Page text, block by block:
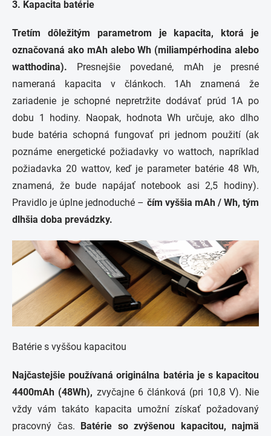
3. Kapacita batérie
Tretím dôležitým parametrom je kapacita, ktorá je
označovaná ako mAh alebo Wh (miliampérhodina alebo
watthodina). Presnejšie povedané, mAh je presné
nameraná kapacita v článkoch. 1Ah znamená že
zariadenie je schopné nepretržite dodávať prúd 1A po
dobu 1 hodiny. Naopak, hodnota Wh určuje, ako dlho
bude batéria schopná fungovať pri jednom použití (ak
poznáme energetické požiadavky vo wattoch, napríklad
požiadavka 20 wattov, keď je parameter batérie 48 Wh,
znamená, že bude napájať notebook asi 2,5 hodiny).
Pravidlo je úplne jednoduché – čím vyššia mAh / Wh, tým
dlhšia doba prevádzky.
Batérie s vyššou kapacitou
Najčastejšie používaná originálna batéria je s kapacitou
4400mAh (48Wh), zvyčajne 6 článková (pri 10,8 V). Nie
vždy vám takáto kapacita umožní získať požadovaný
pracovný čas. Batérie so zvýšenou kapacitou, najmä